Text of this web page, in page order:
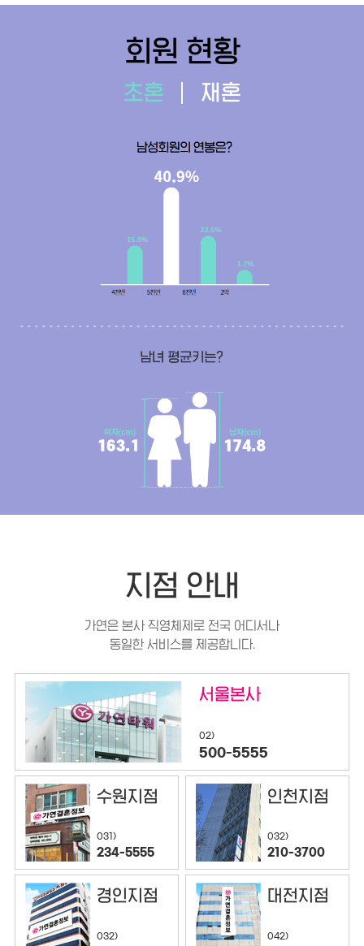
회원 현황
초혼 재혼
지점 안내
가연은 본사 직영체제로 전국 어디서나
동일한 서비스를 제공합니다.
서울본사
02)
500-5555
수원지점
031)
234-5555
인천지점
032)
210-3700
경인지점
032)
대전지점
042)